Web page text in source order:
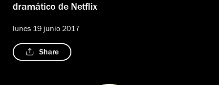
dramático de Netflix
lunes 19 junio 2017
Share